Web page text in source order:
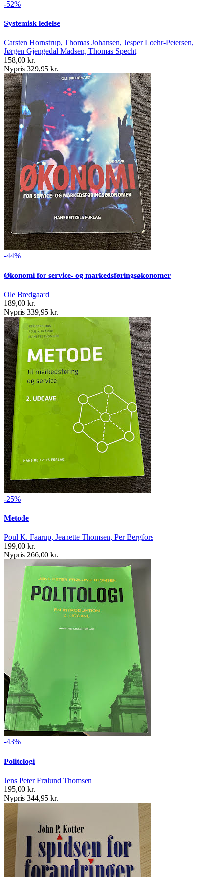
-52%
Systemisk ledelse
Carsten Hornstrup, Thomas Johansen, Jesper Loehr-Petersen,
Jørgen Gjengedal Madsen, Thomas Specht
158,00 kr.
Nypris 329,95 kr.
-44%
Økonomi for service- og markedsføringsøkonomer
Ole Bredgaard
189,00 kr.
Nypris 339,95 kr.
-25%
Metode
Poul K. Faarup, Jeanette Thomsen, Per Bergfors
199,00 kr.
Nypris 266,00 kr.
-43%
Politologi
Jens Peter Frølund Thomsen
195,00 kr.
Nypris 344,95 kr.